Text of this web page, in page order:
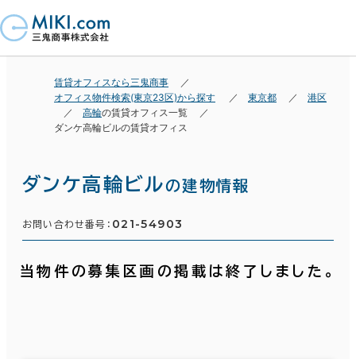
賃貸オフィスなら三鬼商事
オフィス物件検索(東京23区)から探す
東京都
港区
高輪の賃貸オフィス一覧
ダンケ高輪ビルの賃貸オフィス
ダンケ高輪ビルの建物情報
お問い合わせ番号： 021-54903
当物件の募集区画の掲載は終了しました。